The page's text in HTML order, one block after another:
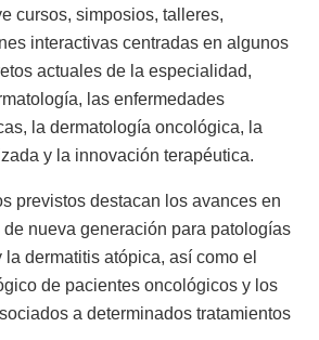
cursos, simposios, talleres,
interactivas centradas en algunos
actuales de la especialidad,
las enfermedades
la dermatología oncológica, la
y la innovación terapéutica.
previstos destacan los avances en
nueva generación para patologías
dermatitis atópica, así como el
de pacientes oncológicos y los
a determinados tratamientos